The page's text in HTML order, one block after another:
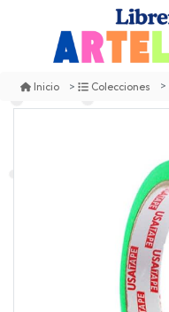
Inicio Colecciones